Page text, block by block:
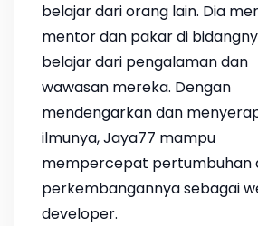
belajar dari orang lain. Dia
mentor dan pakar di
belajar dari pengalaman dan
wawasan mereka. Dengan
mendengarkan dan
ilmunya, Jaya77 mampu
mempercepat pertumbuhan
perkembangannya sebagai
developer.